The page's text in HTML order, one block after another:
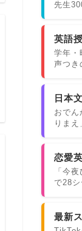
先生
英語
学年・
声つき
日本
おでん
りま
恋愛
「今
で28
最新